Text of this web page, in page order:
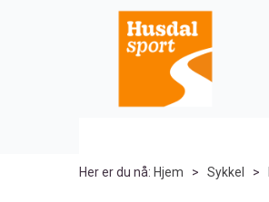
Her er du nå: Hjem > Sykkel >